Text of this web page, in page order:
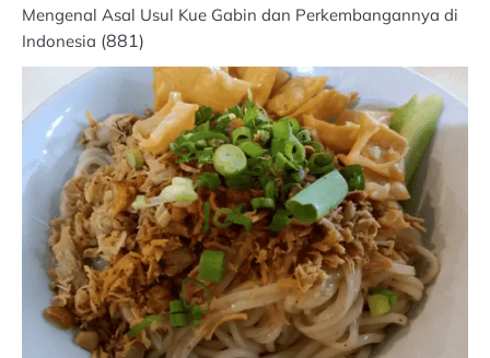
Mengenal Asal Usul Kue Gabin dan Perkembangannya di
Indonesia (881)